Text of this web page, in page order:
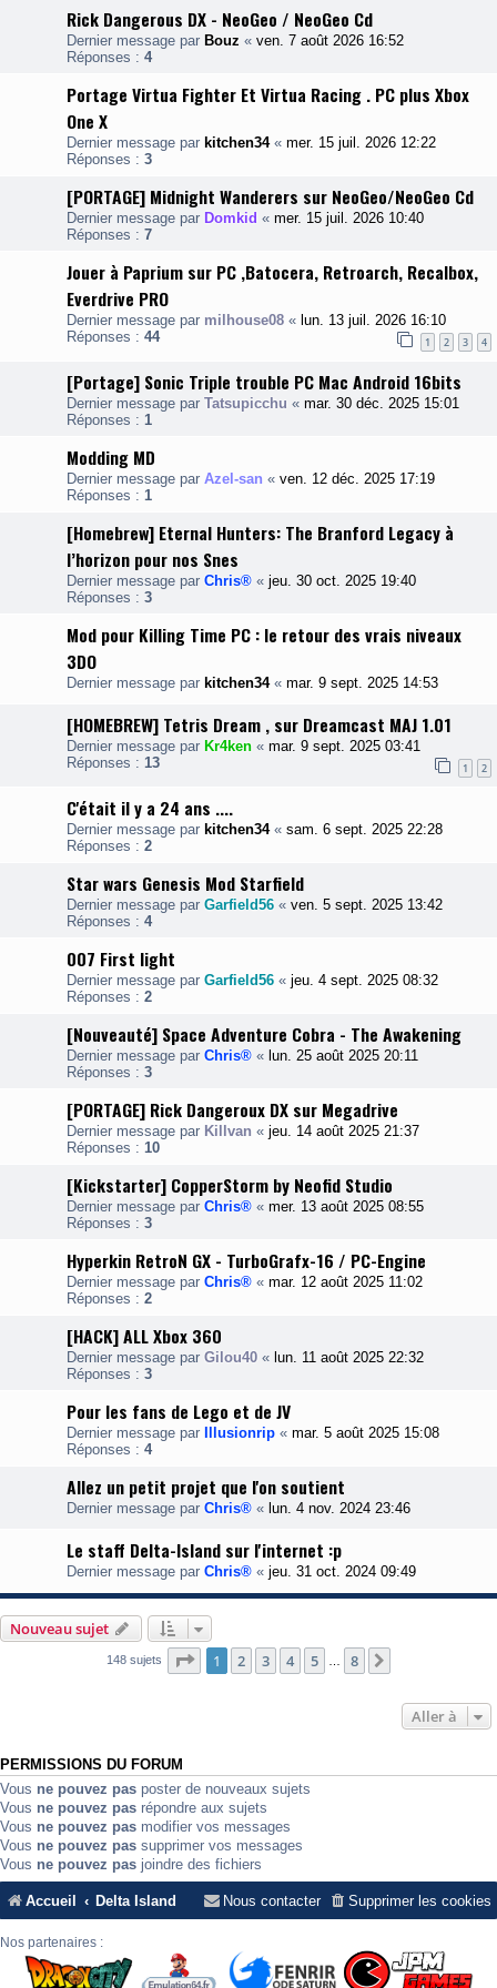
Rick Dangerous DX - NeoGeo / NeoGeo Cd
Dernier message par Bouz « ven. 7 août 2026 16:52
Réponses : 4
Portage Virtua Fighter Et Virtua Racing . PC plus Xbox
One X
Dernier message par kitchen34« mer. 15 juil. 2026 12:22
Réponses : 3
[PORTAGE] Midnight Wanderers sur NeoGeo/NeoGeo Cd
Dernier message par Domkid « mer. 15 juil. 2026 10:40
Réponses : 7
Jouer à Paprium sur PC ,Batocera, Retroarch, Recalbox,
Everdrive PRO
Dernier message par milhouse08 « lun. 13 juil. 2026 16:10
Réponses : 44 1 2 3 4
[Portage] Sonic Triple trouble PC Mac Android 16bits
Dernier message par Tatsupicchu « mar. 30 déc. 2025 15:01
Réponses : 1
Modding MD
Dernier message par Azel-san « ven. 12 déc. 2025 17:19
Réponses : 1
[Homebrew] Eternal Hunters: The Branford Legacy à
l’horizon pour nos Snes
Dernier message par Chris® « jeu. 30 oct. 2025 19:40
Réponses : 3
Mod pour Killing Time PC : le retour des vrais niveaux
3DO
Dernier message par kitchen34« mar. 9 sept. 2025 14:53
[HOMEBREW] Tetris Dream , sur Dreamcast MAJ 1.01
Dernier message par Kr4ken « mar. 9 sept. 2025 03:41
Réponses : 13 1 2
C'était il y a 24 ans ....
Dernier message par kitchen34« sam. 6 sept. 2025 22:28
Réponses : 2
Star wars Genesis Mod Starfield
Dernier message par Garfield56 « ven. 5 sept. 2025 13:42
Réponses : 4
007 First light
Dernier message par Garfield56 « jeu. 4 sept. 2025 08:32
Réponses : 2
[Nouveauté] Space Adventure Cobra - The Awakening
Dernier message par Chris® « lun. 25 août 2025 20:11
Réponses : 3
[PORTAGE] Rick Dangeroux DX sur Megadrive
Dernier message par Killvan « jeu. 14 août 2025 21:37
Réponses : 10
[Kickstarter] CopperStorm by Neofid Studio
Dernier message par Chris® « mer. 13 août 2025 08:55
Réponses : 3
Hyperkin RetroN GX - TurboGrafx-16 / PC-Engine
Dernier message par Chris® « mar. 12 août 2025 11:02
Réponses : 2
[HACK] ALL Xbox 360
Dernier message par Gilou40 « lun. 11 août 2025 22:32
Réponses : 3
Pour les fans de Lego et de JV
Dernier message par Illusionrip « mar. 5 août 2025 15:08
Réponses : 4
Allez un petit projet que l'on soutient
Dernier message par Chris® « lun. 4 nov. 2024 23:46
Le staff Delta-Island sur l'internet :p
Dernier message par Chris® « jeu. 31 oct. 2024 09:49
Nouveau sujet
148 sujets Page 1sur8
1 2 3 4 5 8
Aller à
PERMISSIONS DU FORUM
Vous ne pouvez pas poster de nouveaux sujets
Vous ne pouvez pas répondre aux sujets
Vous ne pouvez pas modifier vos messages
Vous ne pouvez pas supprimer vos messages
Vous ne pouvez pas joindre des fichiers
Accueil Delta Island Supprimer les cookies
Nous contacter
Nos partenaires :